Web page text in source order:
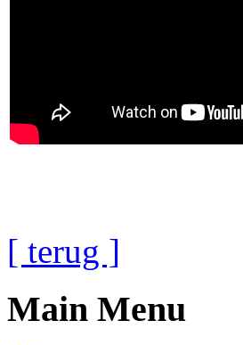
[ terug ]
Main Menu